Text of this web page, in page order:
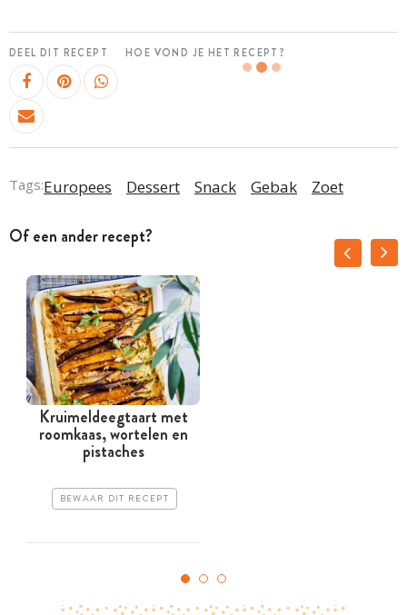
DEEL DIT RECEPT HOE VOND JE HET RECEPT?
Tags:Europees Dessert Snack Gebak Zoet
Of een ander recept?
Kruimeldeegtaart met
roomkaas, wortelen en
pistaches
BEWAAR DIT RECEPT